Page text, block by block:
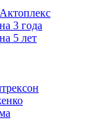
3 года
5 лет